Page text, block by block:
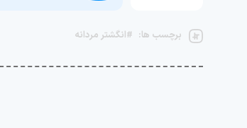
برچسب ها: #انگشتر مردانه